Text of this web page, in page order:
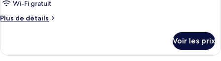
chambre :
Chambre
1
Wi-Fi gratuit
Plus de détails
Plus
le
Voir les prix